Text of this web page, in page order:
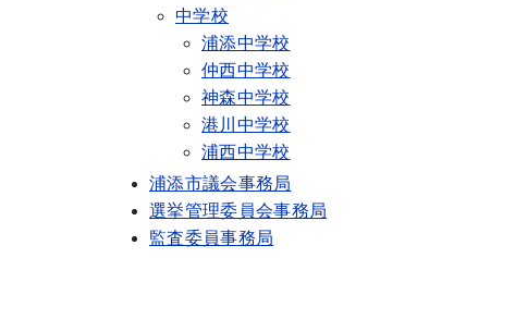
中学校
浦添中学校
仲西中学校
神森中学校
港川中学校
浦西中学校
浦添市議会事務局
選挙管理委員会事務局
監査委員事務局